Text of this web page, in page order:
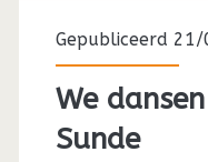
Gepubliceerd
We
Sunde